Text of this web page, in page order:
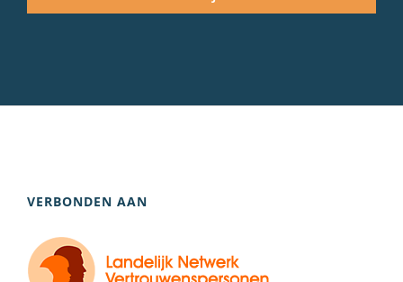
VERBONDEN AAN